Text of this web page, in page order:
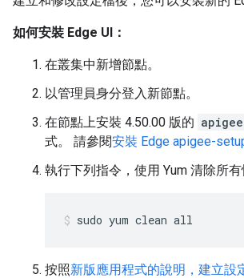
如何安裝 Edge UI：
在叢集中新增節點。
以管理員身分登入新節點。
在節點上安裝 4.50.00 版的
式。 請參閱安裝 Edge apigee-
執行下列指令，使用 Yum 清除所有
sudo yum clean all
按照新版應用程式的說明，建立設